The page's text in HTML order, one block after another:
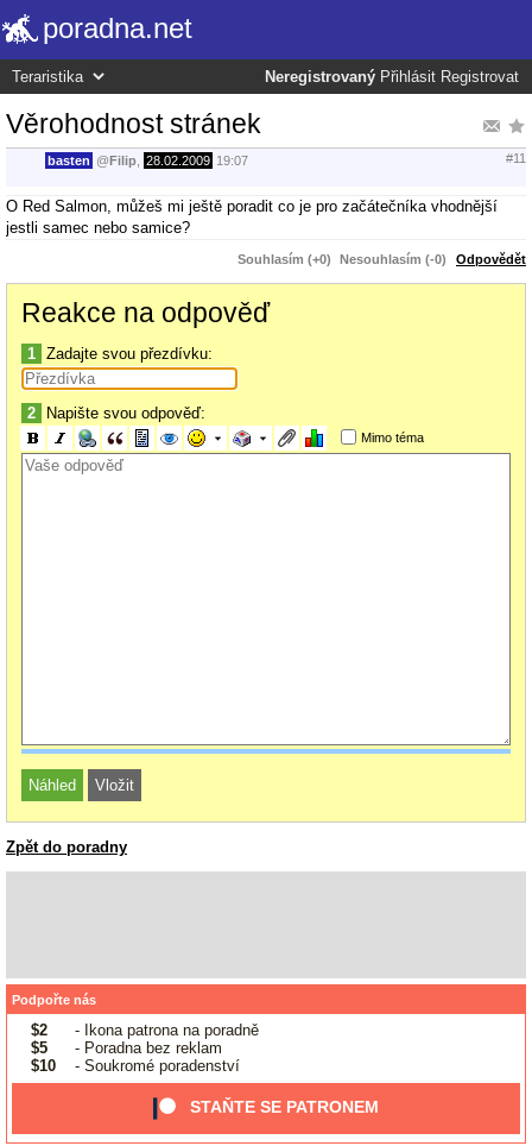
poradna.net
Neregistrovaný Přihlásit Registrovat
Věrohodnost stránek
basten @Filip 28.02.2009 19:07 #11
O Red Salmon, můžeš mi ještě poradit co je pro začátečníka vhodnější
jestli samec nebo samice?
Souhlasím (+0) Nesouhlasím (-0) Odpovědět
Reakce na odpověď
1 Zadajte svou přezdívku:
2 Napište svou odpověď:
Mimo téma
Zpět do poradny
Podpořte nás
$2
- Ikona patrona na poradně
$5
- Poradna bez reklam
$10
- Soukromé poradenství
STAŇTE SE PATRONEM